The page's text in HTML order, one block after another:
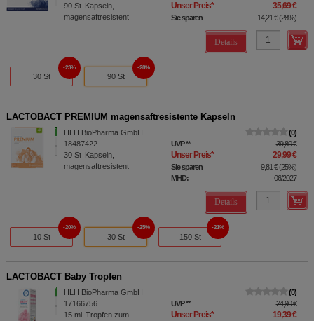
90 St
Kapseln,
magensaftresistent
Unser Preis* 35,69 €
Sie sparen 14,21 €(28%)
Details
30 St
23%
90 St
28%
LACTOBACT PREMIUM magensaftresistente Kapseln
HLH BioPharma GmbH
18487422
30 St Kapseln,
magensaftresistent
0
UVP** 39,80 €
Unser Preis* 29,99 €
Sie sparen 9,81 €(25%)
MHD:
06/2027
Details
10 St
20%
30 St
25%
150 St
21%
LACTOBACT Baby Tropfen
HLH BioPharma GmbH
17166756
15 ml Tropfen zum
0
UVP** 24,90 €
Unser Preis* 19,39 €